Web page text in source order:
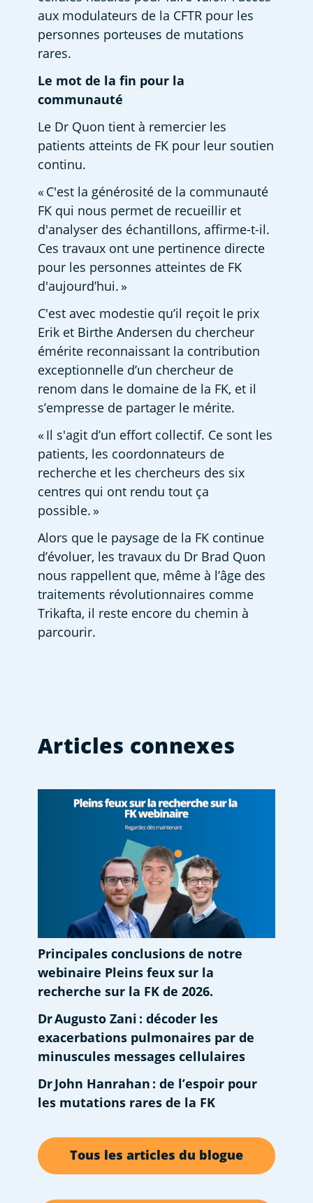
aux modulateurs de la CFTR pour les
personnes porteuses de mutations
rares.
Le mot de la fin pour la
communauté
Le Dr Quon tient à remercier les
patients atteints de FK pour leur soutien
continu.
« C'est la générosité de la communauté
FK qui nous permet de recueillir et
d'analyser des échantillons, affirme-t-il.
Ces travaux ont une pertinence directe
pour les personnes atteintes de FK
d'aujourd’hui. »
C'est avec modestie qu’il reçoit le prix
Erik et Birthe Andersen du chercheur
émérite reconnaissant la contribution
exceptionnelle d’un chercheur de
renom dans le domaine de la FK, et il
s’empresse de partager le mérite.
« Il s'agit d’un effort collectif. Ce sont les
patients, les coordonnateurs de
recherche et les chercheurs des six
centres qui ont rendu tout ça
possible. »
Alors que le paysage de la FK continue
d’évoluer, les travaux du Dr Brad Quon
nous rappellent que, même à l’âge des
traitements révolutionnaires comme
Trikafta, il reste encore du chemin à
parcourir.
Articles connexes
Principales conclusions de notre
webinaire Pleins feux sur la
recherche sur la FK de 2026.
Dr Augusto Zani : décoder les
exacerbations pulmonaires par de
minuscules messages cellulaires
Dr John Hanrahan : de l’espoir pour
les mutations rares de la FK
Tous les articles du blogue